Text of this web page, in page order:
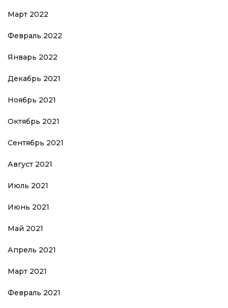
Март 2022
Февраль 2022
Январь 2022
Декабрь 2021
Ноябрь 2021
Октябрь 2021
Сентябрь 2021
Август 2021
Июль 2021
Июнь 2021
Май 2021
Апрель 2021
Март 2021
Февраль 2021